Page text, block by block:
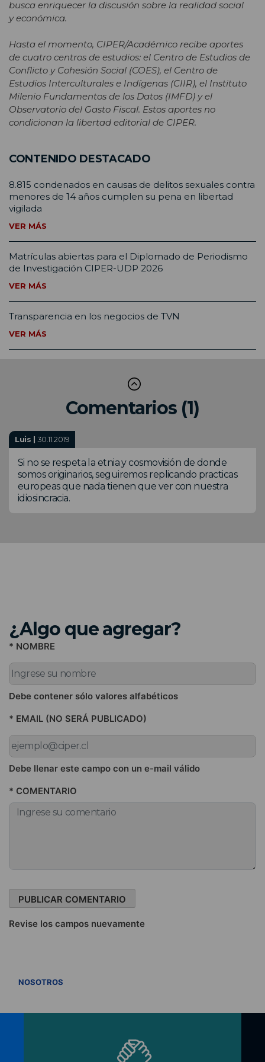
busca enriquecer la discusión sobre la realidad social
y económica.
Hasta el momento, CIPER/Académico recibe aportes
de cuatro centros de estudios: el Centro de Estudios de
Conflicto y Cohesión Social (COES), el Centro de
Estudios Interculturales e Indígenas (CIIR), el Instituto
Milenio Fundamentos de los Datos (IMFD) y el
Observatorio del Gasto Fiscal. Estos aportes no
condicionan la libertad editorial de CIPER.
CONTENIDO DESTACADO
8.815 condenados en causas de delitos sexuales contra
menores de 14 años cumplen su pena en libertad
vigilada
VER MÁS
Matrículas abiertas para el Diplomado de Periodismo
de Investigación CIPER-UDP 2026
VER MÁS
Transparencia en los negocios de TVN
VER MÁS
Comentarios (1)
Luis | 30.11.2019
Si no se respeta la etnia y cosmovisión de donde
somos originarios, seguiremos replicando practicas
europeas que nada tienen que ver con nuestra
idiosincracia.
¿Algo que agregar?
* NOMBRE
Debe contener sólo valores alfabéticos
* EMAIL (NO SERÁ PUBLICADO)
Debe llenar este campo con un e-mail válido
* COMENTARIO
Revise los campos nuevamente
NOSOTROS